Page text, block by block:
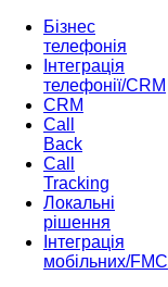
Бізнес
телефонія
Інтеграція
телефонії/CRM
CRM
Call
Back
Call
Tracking
Локальні
рішення
Інтеграція
мобільних/FMC